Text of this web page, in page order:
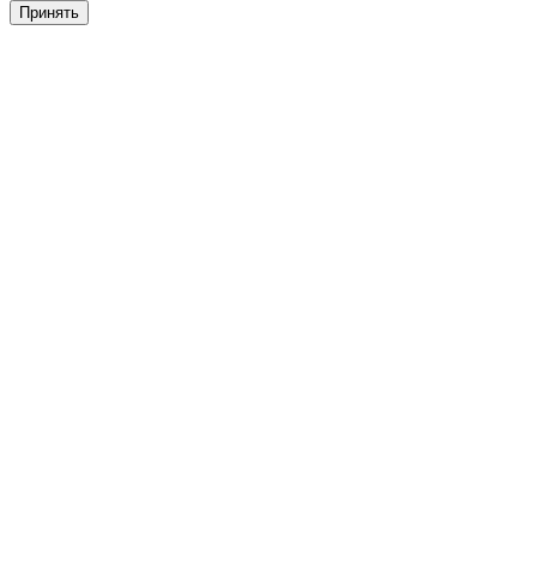
Принять